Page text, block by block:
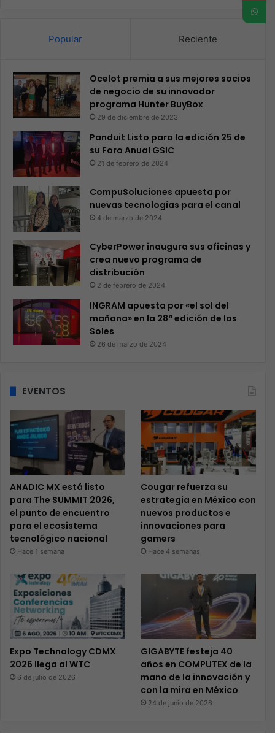
Popular Reciente
Ocelot premia a sus mejores socios
de negocio de su innovador
programa Hunter BuyBox
29 de diciembre de 2023
Panduit Listo para la edición 25 de
su Foro Anual GSIC
21 de febrero de 2024
CompuSoluciones apuesta por
nuevas tecnologías para el canal
4 de marzo de 2024
CyberPower inaugura sus oficinas y
crea nuevo programa de
distribución
2 de febrero de 2024
INGRAM apuesta por «el sol del
mañana» en la 28ª edición de los
Soles
26 de marzo de 2024
EVENTOS
ANADIC MX está listo
para The SUMMIT 2026,
el punto de encuentro
para el ecosistema
tecnológico nacional
Hace 1 semana
Cougar refuerza su
estrategia en México con
nuevos productos e
innovaciones para
gamers
Hace 4 semanas
Expo Technology CDMX
2026 llega al WTC
6 de julio de 2026
GIGABYTE festeja 40
años en COMPUTEX de la
mano de la innovación y
con la mira en México
24 de junio de 2026